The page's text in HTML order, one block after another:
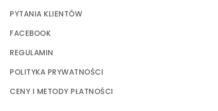
PYTANIA KLIENTÓW
FACEBOOK
REGULAMIN
POLITYKA PRYWATNOŚCI
CENY I METODY PŁATNOŚCI